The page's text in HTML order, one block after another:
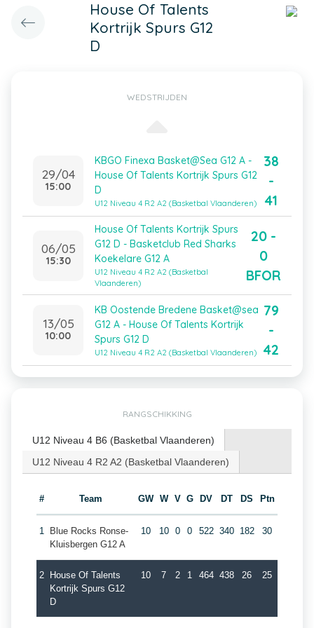
House Of Talents
Kortrijk Spurs G12
D
WEDSTRIJDEN
29/04
15:00
KBGO Finexa Basket@Sea G12 A -
House Of Talents Kortrijk Spurs G12
D
U12 Niveau 4 R2 A2 (Basketbal Vlaanderen)
38
-
41
06/05
15:30
House Of Talents Kortrijk Spurs
G12 D - Basketclub Red Sharks
Koekelare G12 A
U12 Niveau 4 R2 A2 (Basketbal
Vlaanderen)
20 -
0
BFOR
13/05
10:00
KB Oostende Bredene Basket@sea
G12 A - House Of Talents Kortrijk
Spurs G12 D
U12 Niveau 4 R2 A2 (Basketbal Vlaanderen)
79
-
42
RANGSCHIKKING
U12 Niveau 4 B6 (Basketbal Vlaanderen)
U12 Niveau 4 R2 A2 (Basketbal Vlaanderen)
# Team GW W V G DV DT DS Ptn
1
Blue Rocks Ronse-
Kluisbergen G12 A
10 10 0 0 522 340 182 30
2
House Of Talents
Kortrijk Spurs G12
D
10 7 2 1 464 438 26 25